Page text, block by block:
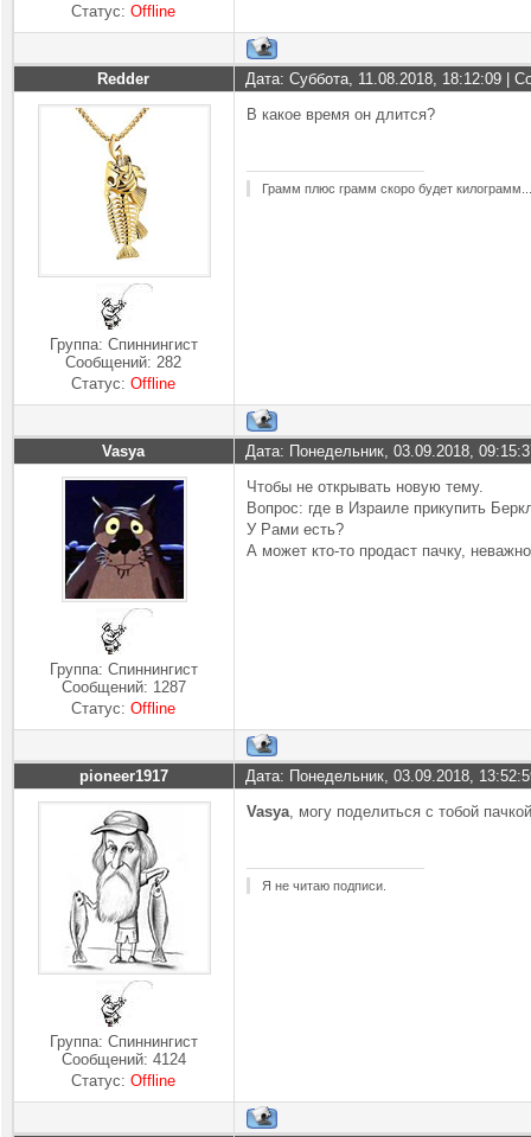
Статус:Offline
Redder Дата: Суббота, 11.08.2018, 18:12:09 |
Группа: Спиннингист
Сообщений:282
Статус:Offline
В какое время он длится?
Грамм плюс грамм скоро будет килограмм...
Vasya Дата: Понедельник, 03.09.2018,
Группа: Спиннингист
Сообщений: 1287
Статус:Offline
Чтобы не открывать новую тему.
Вопрос: где в Израиле прикупить
У Рами есть?
А может кто-то продаст пачку,
pioneer1917 Дата: Понедельник, 03.09.2018,
Группа: Спиннингист
Сообщений: 4124
Статус:Offline
Vasya, могу поделиться с тобой
Я не читаю подписи.